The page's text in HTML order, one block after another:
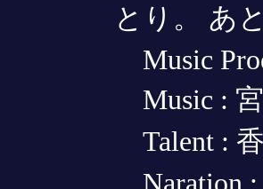
とり。 あ
Music
Music :
Talent :